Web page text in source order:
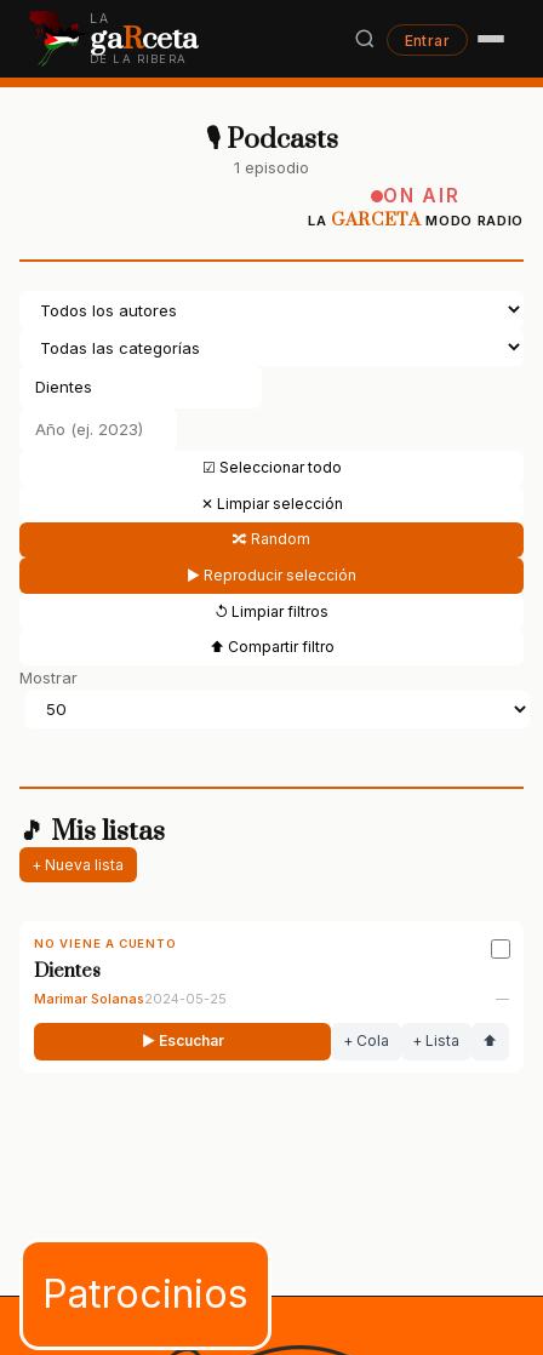
LA
gaRceta
DE LA RIBERA
Entrar
🎙 Podcasts
1 episodio
ON AIR
LA GARCETAMODO RADIO
☑ Seleccionar todo
✕ Limpiar selección
🔀 Random
▶ Reproducir selección
↺ Limpiar filtros
⬆ Compartir filtro
Mostrar
🎵 Mis listas
+ Nueva lista
NO VIENE A CUENTO
Dientes
Marimar Solanas2024-05-25 —
▶ Escuchar + Cola + Lista ⬆